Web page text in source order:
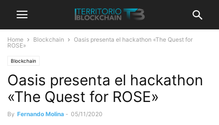
Home Blockchain
Oasis presenta el hackathon «The Quest for
ROSE»
Blockchain
Oasis presenta el hackathon
«The Quest for ROSE»
By Fernando Molina - 05/11/2020